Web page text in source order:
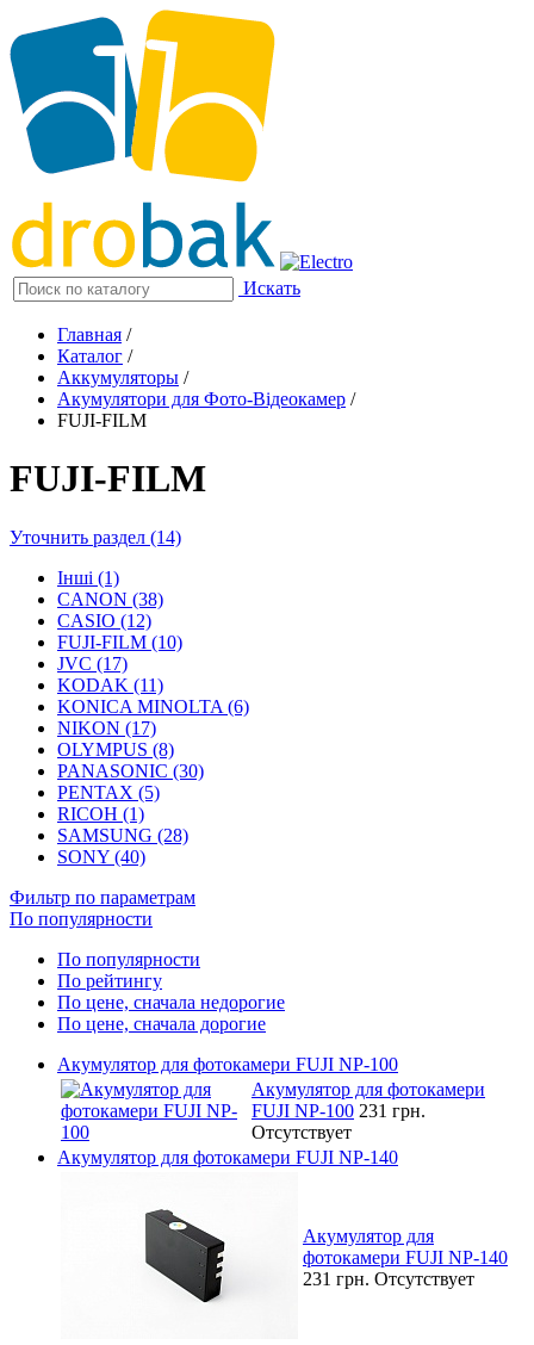
Искать
Главная /
Каталог /
Аккумуляторы /
Акумулятори для Фото-Відеокамер /
FUJI-FILM
FUJI-FILM
Уточнить раздел (14)
Інші (1)
CANON (38)
CASIO (12)
FUJI-FILM (10)
JVC (17)
KODAK (11)
KONICA MINOLTA (6)
NIKON (17)
OLYMPUS (8)
PANASONIC (30)
PENTAX (5)
RICOH (1)
SAMSUNG (28)
SONY (40)
Фильтр по параметрам
По популярности
По популярности
По рейтингу
По цене, сначала недорогие
По цене, сначала дорогие
Акумулятор для фотокамери FUJI NP-100
Акумулятор для фотокамери
FUJI NP-100 231 грн.
Отсутствует
Акумулятор для фотокамери FUJI NP-140
Акумулятор для
фотокамери FUJI NP-140
231 грн. Отсутствует